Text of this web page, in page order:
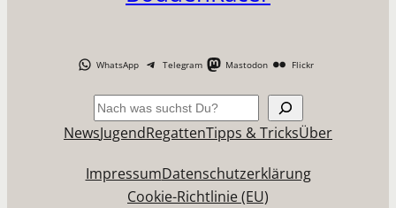
WhatsApp Telegram Mastodon Flickr
Suchen
NewsJugendRegattenTipps & TricksÜber
ImpressumDatenschutzerklärung
Cookie-Richtlinie (EU)